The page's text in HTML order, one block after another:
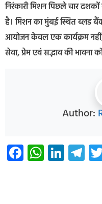
निरंकारी मिशन पिछले चार
है। मिशन का मुंबई स्थित ब्लड
आयोजन केवल एक कार्यक्रम
सेवा, प्रेम एवं सद्भाव की भावना
Author:
Facebook